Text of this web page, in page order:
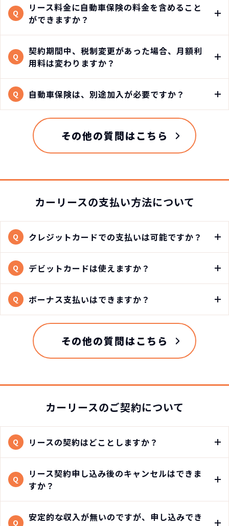
Q
リース料金に自動車保険の料金を含めること
ができますか？
Q
契約期間中、税制変更があった場合、月額利
用料は変わりますか？
Q 自動車保険は、別途加入が必要ですか？
その他の質問はこちら
カーリースの支払い方法について
Q クレジットカードでの支払いは可能ですか？
Q デビットカードは使えますか？
Q ボーナス支払いはできますか？
その他の質問はこちら
カーリースのご契約について
Q リースの契約はどことしますか？
Q
リース契約申し込み後のキャンセルはできま
すか？
Q
安定的な収入が無いのですが、申し込みでき